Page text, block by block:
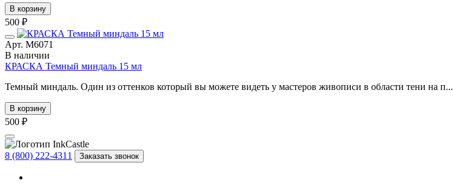
В корзину
500 ₽
Арт. М6071
В наличии
КРАСКА Темный миндаль 15 мл
Темный миндаль. Один из оттенков который вы можете видеть у мастеров живописи в области тени на п...
В корзину
500 ₽
8 (800) 222-4311 Заказать звонок